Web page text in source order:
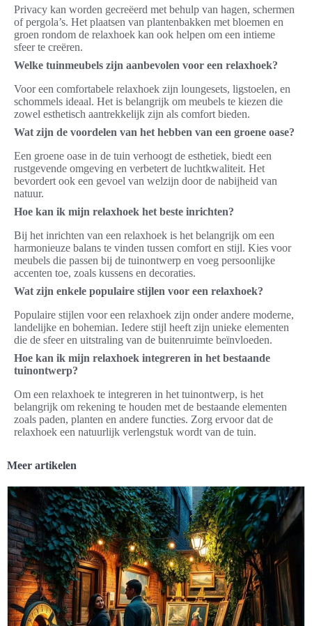
Privacy kan worden gecreëerd met behulp van hagen, schermen
of pergola’s. Het plaatsen van plantenbakken met bloemen en
groen rondom de relaxhoek kan ook helpen om een intieme
sfeer te creëren.
Welke tuinmeubels zijn aanbevolen voor een relaxhoek?
Voor een comfortabele relaxhoek zijn loungesets, ligstoelen, en
schommels ideaal. Het is belangrijk om meubels te kiezen die
zowel esthetisch aantrekkelijk zijn als comfort bieden.
Wat zijn de voordelen van het hebben van een groene oase?
Een groene oase in de tuin verhoogt de esthetiek, biedt een
rustgevende omgeving en verbetert de luchtkwaliteit. Het
bevordert ook een gevoel van welzijn door de nabijheid van
natuur.
Hoe kan ik mijn relaxhoek het beste inrichten?
Bij het inrichten van een relaxhoek is het belangrijk om een
harmonieuze balans te vinden tussen comfort en stijl. Kies voor
meubels die passen bij de tuinontwerp en voeg persoonlijke
accenten toe, zoals kussens en decoraties.
Wat zijn enkele populaire stijlen voor een relaxhoek?
Populaire stijlen voor een relaxhoek zijn onder andere moderne,
landelijke en bohemian. Iedere stijl heeft zijn unieke elementen
die de sfeer en uitstraling van de buitenruimte beïnvloeden.
Hoe kan ik mijn relaxhoek integreren in het bestaande
tuinontwerp?
Om een relaxhoek te integreren in het tuinontwerp, is het
belangrijk om rekening te houden met de bestaande elementen
zoals paden, planten en andere functies. Zorg ervoor dat de
relaxhoek een natuurlijk verlengstuk wordt van de tuin.
Meer artikelen